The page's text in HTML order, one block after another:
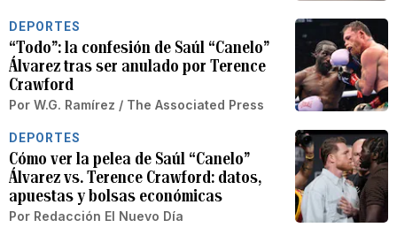
DEPORTES
“Todo”: la confesión de Saúl “Canelo”
Álvarez tras ser anulado por Terence
Crawford
Por W.G. Ramírez / The Associated Press
DEPORTES
Cómo ver la pelea de Saúl “Canelo”
Álvarez vs. Terence Crawford: datos,
apuestas y bolsas económicas
Por Redacción El Nuevo Día